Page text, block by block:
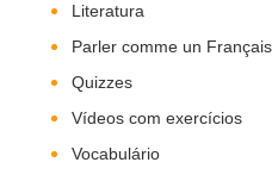
Literatura
Parler comme un Français
Quizzes
Vídeos com exercícios
Vocabulário